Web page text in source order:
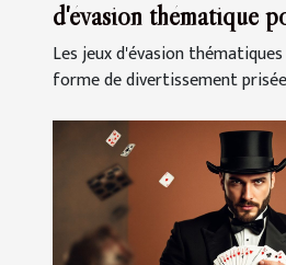
d'évasion thématique
prochaine sortie
Les jeux d'évasion
forme de divertissement